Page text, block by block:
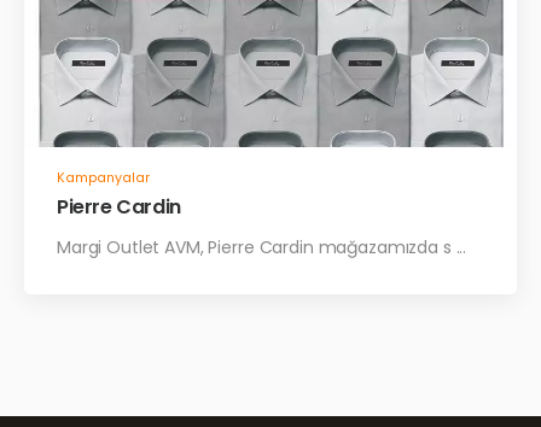
Kampanyalar
Pierre Cardin
Margi Outlet AVM, Pierre Cardin mağazamızda s ...